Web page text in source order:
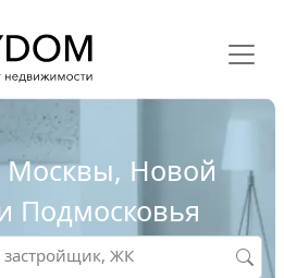
Москвы, Новой
Подмосковья
застройщик, ЖК